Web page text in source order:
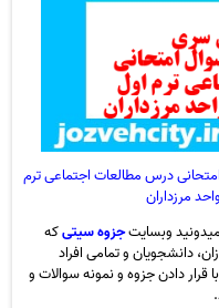
درس مطالعات اجتماعی ترم
وبسایتجزوه سیتیکه
دانشجویان و تمامی افراد
دادن جزوه و نمونه سوالات و